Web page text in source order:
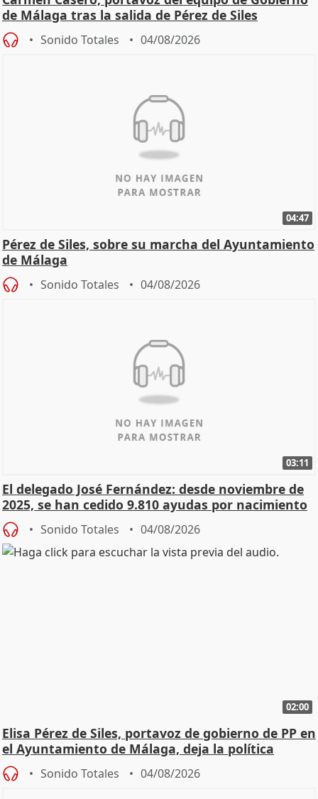
de Málaga tras la salida de Pérez de Siles
Sonido Totales 04/08/2026
04:47
Pérez de Siles, sobre su marcha del Ayuntamiento
de Málaga
Sonido Totales 04/08/2026
03:11
El delegado José Fernández: desde noviembre de
2025, se han cedido 9.810 ayudas por nacimiento
Sonido Totales 04/08/2026
02:00
Elisa Pérez de Siles, portavoz de gobierno de PP en
el Ayuntamiento de Málaga, deja la política
Sonido Totales 04/08/2026